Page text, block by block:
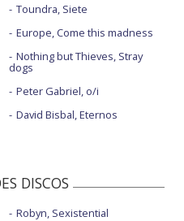
Toundra, Siete
Europe, Come this madness
Nothing but Thieves, Stray
dogs
Peter Gabriel, o/i
David Bisbal, Eternos
DISCOS
Robyn, Sexistential